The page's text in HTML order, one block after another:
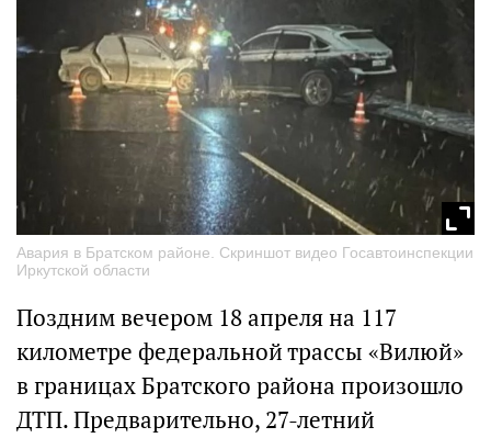
Авария в Братском районе. Скриншот видео Госавтоинспекции
Иркутской области
Поздним вечером 18 апреля на 117
километре федеральной трассы «Вилюй»
в границах Братского района произошло
ДТП. Предварительно, 27-летний